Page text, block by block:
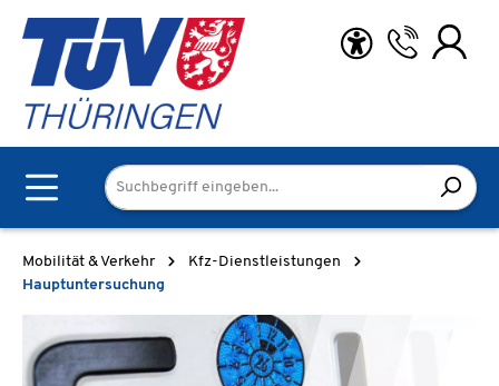
Zum Hauptinhalt springen
Mobilität & Verkehr
Kfz-Dienstleistungen
Hauptuntersuchung